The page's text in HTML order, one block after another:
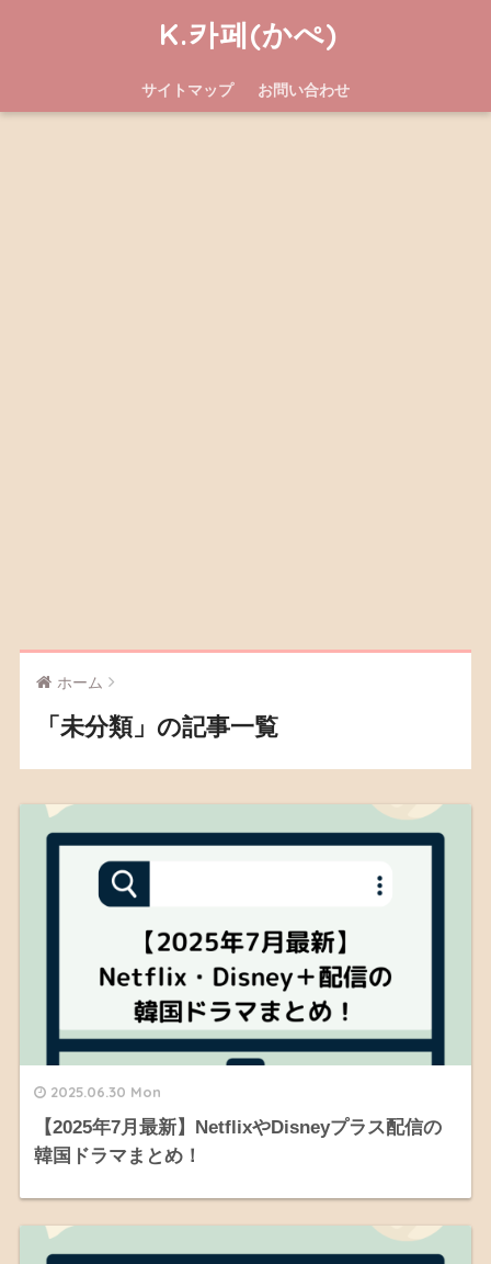
K.카페(かぺ)
サイトマップ お問い合わせ
ホーム
「未分類」の記事一覧
2025.06.30 Mon
【2025年7月最新】NetflixやDisneyプラス配信の
韓国ドラマまとめ！